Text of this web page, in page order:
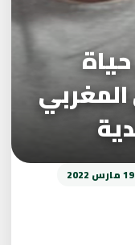
19 مارس 2022